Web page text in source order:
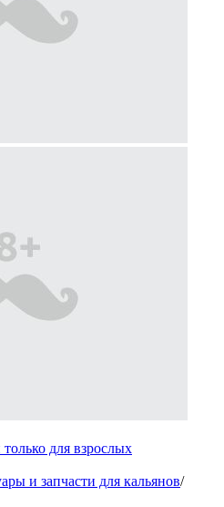
для взрослых
и запчасти для кальянов/